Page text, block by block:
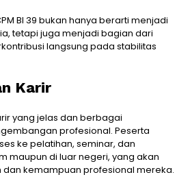
BI 39 bukan hanya berarti menjadi
tetapi juga menjadi bagian dari
langsung pada stabilitas
Karir
yang jelas dan berbagai
profesional. Peserta
ke pelatihan, seminar, dan
maupun di luar negeri, yang akan
kemampuan profesional mereka.